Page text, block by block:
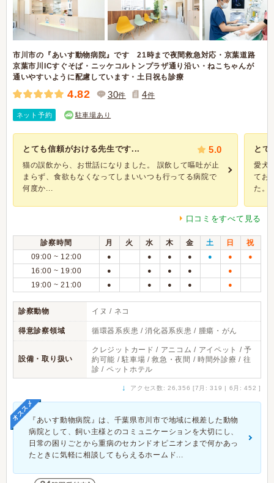
市川市の『あいす動物病院』です 21時まで夜間救急対応・京葉道路
京葉市川ICすぐそば・ニッケコルトンプラザ通り沿い・ねこちゃんが
通いやすいように配慮しています・土日祝も診療
4.82 30件 4件
ネット予約 駐車場あり
とても信頼がおける先生です... 5.0
猫の誤飲から、お世話になりました。 誤飲して嘔吐が止
まらず、食欲もなくなってしまいいつも行ってる病院で
何度か...
とて
愛犬
てお
た。
口コミをすべて見る
診察時間 月 火 水 木 金 土 日
祝
09:00 ~ 12:00
● ● ● ● ● ● ●
16:00 ~ 19:00 ● ● ● ● ●
19:00 ~ 21:00 ● ● ● ● ●
診察動物 イヌ / ネコ
得意診察領域 循環器系疾患 / 消化器系疾患 / 腫瘍・がん
設備・取り扱い
クレジットカード / アニコム / アイペット / 予
約可能 / 駐車場 / 救急・夜間 / 時間外診療 / 往
診 / ペットホテル
↓ アクセス数: 26,356 [7月: 319 | 6月: 452 ]
オススメ『あいす動物病院』は、千葉県市川市で地域に根差した動物
病院として、飼い主様とのコミュニケーションを大切にし、
日常の困りごとから重病のセカンドオピニオンまで何かあっ
たときに気軽に相談してもらえるホームド...